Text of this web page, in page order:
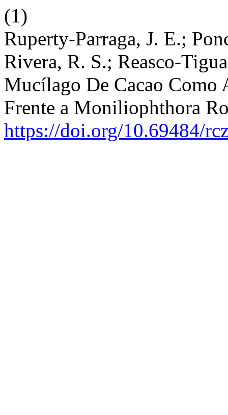
(1)
Ruperty-Parraga, J. E.;
Rivera, R. S.; Reasco-
Mucílago De Cacao
Frente a Moniliophthora
https://doi.org/10.69484/